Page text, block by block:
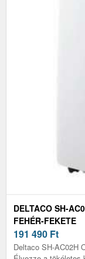
DELTACO SH-
FEHÉR-FEKETE
191 490 Ft
Deltaco SH-AC02H